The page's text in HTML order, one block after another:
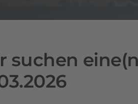
suchen